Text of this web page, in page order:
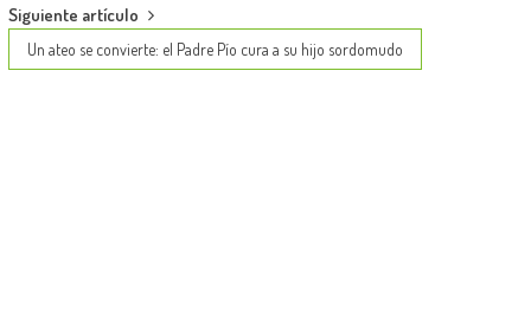
Siguiente artículo
Un ateo se convierte: el Padre Pío cura a su hijo sordomudo